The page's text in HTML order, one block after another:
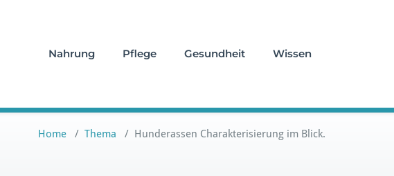
Nahrung Pflege Gesundheit Wissen
Home / Thema / Hunderassen Charakterisierung im Blick.